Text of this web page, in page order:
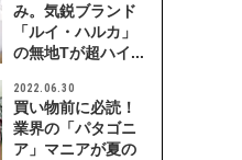
み。気鋭ブランド
「ルイ・ハルカ」
の無地Tが超ハイ...
2022.06.30
買い物前に必読！
業界の「パタゴニ
ア」マニアが夏の